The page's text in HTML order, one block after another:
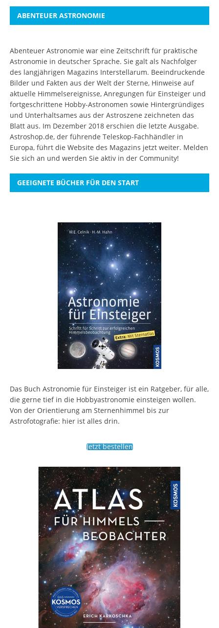
ABENTEUER ASTRONOMIE
Abenteuer Astronomie war eine Zeitschrift für praktische
Astronomie in deutscher Sprache. Sie galt als Nachfolger
des langjährigen Magazins Interstellarum. Beeindruckende
Bilder und Fakten aus der Welt der Sterne, Hinweise auf
aktuelle Himmelsereignisse, Anregungen für Einsteiger und
fortgeschrittene Hobby-Astronomen sowie Hintergründiges
und Unterhaltsames aus der Astroszene zeichneten das
Blatt aus. Im Dezember 2018 erschien die letzte Ausgabe.
Astroshop.de, der führende Teleskop-Fachhändler in
Europa, führt die Website des Magazins jetzt weiter. Melden
Sie sich an und werden Sie aktiv in der Community!
GEEIGNETE BÜCHER FÜR DEN START
Das Buch Astronomie für Einsteiger ist ein Ratgeber, für alle,
die gerne tief in die Hobbyastronomie einsteigen wollen.
Von der Orientierung am Sternenhimmel bis zur
Astrofotografie: hier ist alles drin.
Jetzt bestellen